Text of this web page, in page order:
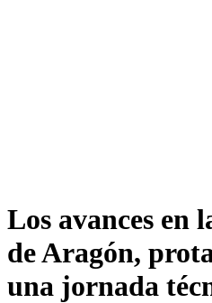
Los avances en
de Aragón,
una jornada